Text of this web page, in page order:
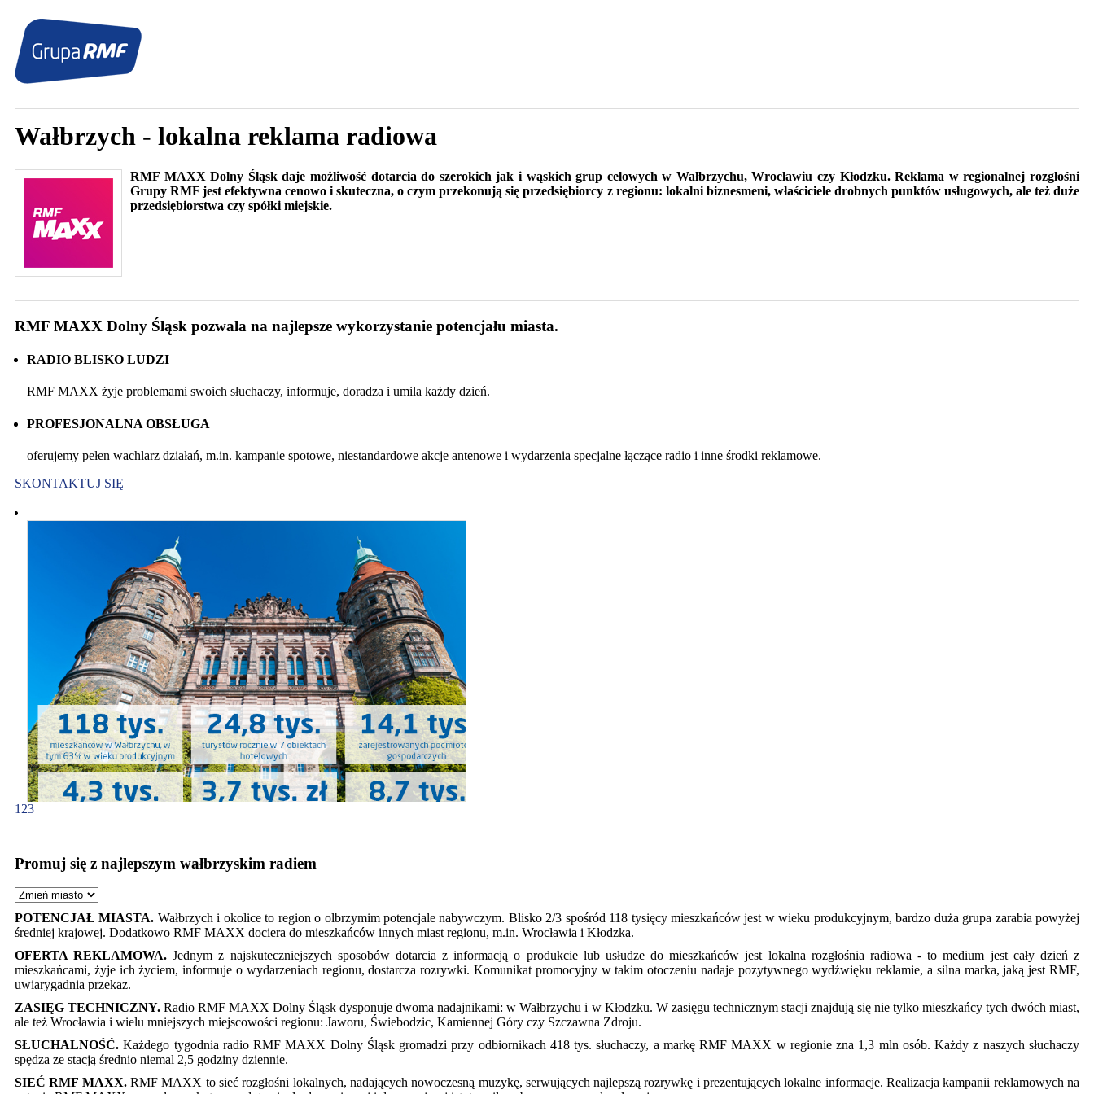
Wałbrzych - lokalna reklama radiowa
RMF MAXX Dolny Śląsk daje możliwość dotarcia do szerokich jak i wąskich grup celowych w Wałbrzychu, Wrocławiu czy Kłodzku. Reklama w regionalnej rozgłośni
Grupy RMF jest efektywna cenowo i skuteczna, o czym przekonują się przedsiębiorcy z regionu: lokalni biznesmeni, właściciele drobnych punktów usługowych, ale też duże
przedsiębiorstwa czy spółki miejskie.
RMF MAXX Dolny Śląsk pozwala na najlepsze wykorzystanie potencjału miasta.
RADIO BLISKO LUDZI
RMF MAXX żyje problemami swoich słuchaczy, informuje, doradza i umila każdy dzień.
PROFESJONALNA OBSŁUGA
oferujemy pełen wachlarz działań, m.in. kampanie spotowe, niestandardowe akcje antenowe i wydarzenia specjalne łączące radio i inne środki reklamowe.
SKONTAKTUJ SIĘ
1 23
Promuj się z najlepszym wałbrzyskim radiem
POTENCJAŁ MIASTA. Wałbrzych i okolice to region o olbrzymim potencjale nabywczym. Blisko 2/3 spośród 118 tysięcy mieszkańców jest w wieku produkcyjnym, bardzo duża grupa zarabia powyżej
średniej krajowej. Dodatkowo RMF MAXX dociera do mieszkańców innych miast regionu, m.in. Wrocławia i Kłodzka.
OFERTA REKLAMOWA. Jednym z najskuteczniejszych sposobów dotarcia z informacją o produkcie lub usłudze do mieszkańców jest lokalna rozgłośnia radiowa - to medium jest cały dzień z
mieszkańcami, żyje ich życiem, informuje o wydarzeniach regionu, dostarcza rozrywki. Komunikat promocyjny w takim otoczeniu nadaje pozytywnego wydźwięku reklamie, a silna marka, jaką jest RMF,
uwiarygadnia przekaz.
ZASIĘG TECHNICZNY.Radio RMF MAXX Dolny Śląsk dysponuje dwoma nadajnikami: w Wałbrzychu i w Kłodzku. W zasięgu technicznym stacji znajdują się nie tylko mieszkańcy tych dwóch miast,
ale też Wrocławia i wielu mniejszych miejscowości regionu: Jaworu, Świebodzic, Kamiennej Góry czy Szczawna Zdroju.
SŁUCHALNOŚĆ.Każdego tygodnia radio RMF MAXX Dolny Śląsk gromadzi przy odbiornikach 418 tys. słuchaczy, a markę RMF MAXX w regionie zna 1,3 mln osób. Każdy z naszych słuchaczy
spędza ze stacją średnio niemal 2,5 godziny dziennie.
SIEĆ RMF MAXX. RMF MAXX to sieć rozgłośni lokalnych, nadających nowoczesną muzykę, serwujących najlepszą rozrywkę i prezentujących lokalne informacje. Realizacja kampanii reklamowych na